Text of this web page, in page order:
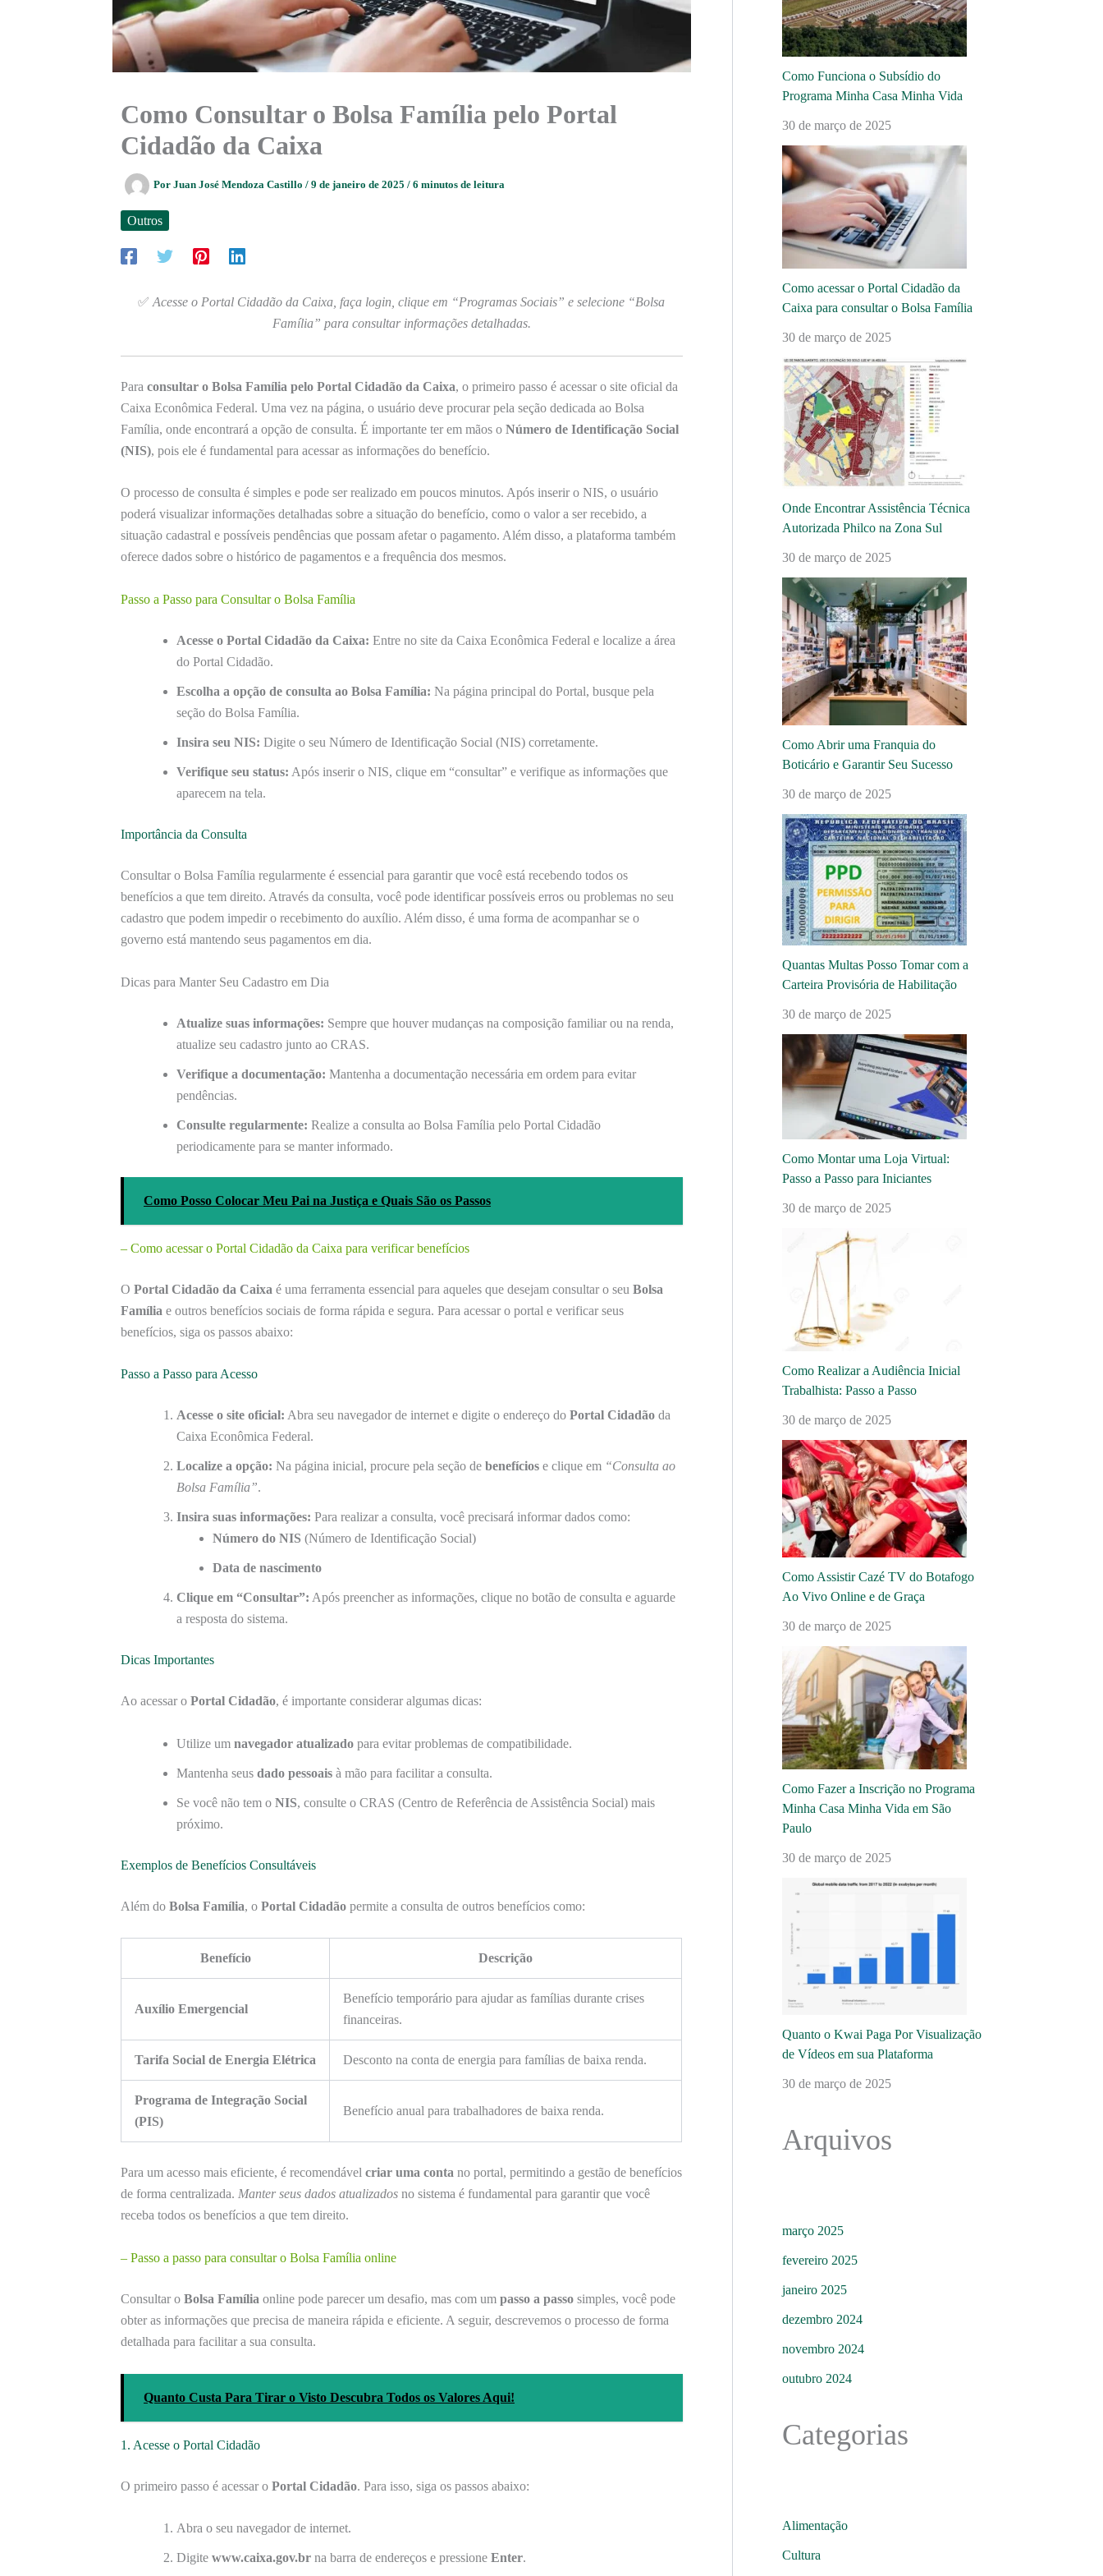
Como Consultar o Bolsa Família pelo Portal
Cidadão da Caixa
Por Juan José Mendoza Castillo / 9 de janeiro de 2025 / 6 minutos de leitura
Outros
✅Acesse o Portal Cidadão da Caixa, faça login, clique em “Programas Sociais” e selecione “Bolsa
Família” para consultar informações detalhadas.
Para consultar o Bolsa Família pelo Portal Cidadão da Caixa, o primeiro passo é acessar o site oficial da
Caixa Econômica Federal. Uma vez na página, o usuário deve procurar pela seção dedicada ao Bolsa
Família, onde encontrará a opção de consulta. É importante ter em mãos o Número de Identificação Social
(NIS), pois ele é fundamental para acessar as informações do benefício.
O processo de consulta é simples e pode ser realizado em poucos minutos. Após inserir o NIS, o usuário
poderá visualizar informações detalhadas sobre a situação do benefício, como o valor a ser recebido, a
situação cadastral e possíveis pendências que possam afetar o pagamento. Além disso, a plataforma também
oferece dados sobre o histórico de pagamentos e a frequência dos mesmos.
Passo a Passo para Consultar o Bolsa Família
Acesse o Portal Cidadão da Caixa: Entre no site da Caixa Econômica Federal e localize a área
do Portal Cidadão.
Escolha a opção de consulta ao Bolsa Família: Na página principal do Portal, busque pela
seção do Bolsa Família.
Insira seu NIS: Digite o seu Número de Identificação Social (NIS) corretamente.
Verifique seu status: Após inserir o NIS, clique em “consultar” e verifique as informações que
aparecem na tela.
Importância da Consulta
Consultar o Bolsa Família regularmente é essencial para garantir que você está recebendo todos os
benefícios a que tem direito. Através da consulta, você pode identificar possíveis erros ou problemas no seu
cadastro que podem impedir o recebimento do auxílio. Além disso, é uma forma de acompanhar se o
governo está mantendo seus pagamentos em dia.
Dicas para Manter Seu Cadastro em Dia
Atualize suas informações: Sempre que houver mudanças na composição familiar ou na renda,
atualize seu cadastro junto ao CRAS.
Verifique a documentação: Mantenha a documentação necessária em ordem para evitar
pendências.
Consulte regularmente: Realize a consulta ao Bolsa Família pelo Portal Cidadão
periodicamente para se manter informado.
Como Posso Colocar Meu Pai na Justiça e Quais São os Passos
– Como acessar o Portal Cidadão da Caixa para verificar benefícios
O Portal Cidadão da Caixa é uma ferramenta essencial para aqueles que desejam consultar o seu Bolsa
Família e outros benefícios sociais de forma rápida e segura. Para acessar o portal e verificar seus
benefícios, siga os passos abaixo:
Passo a Passo para Acesso
Acesse o site oficial: Abra seu navegador de internet e digite o endereço do Portal Cidadão da
Caixa Econômica Federal.
Localize a opção: Na página inicial, procure pela seção de benefícios e clique em “Consulta ao
Bolsa Família”.
Insira suas informações: Para realizar a consulta, você precisará informar dados como:
Número do NIS (Número de Identificação Social)
Data de nascimento
Clique em “Consultar”: Após preencher as informações, clique no botão de consulta e aguarde
a resposta do sistema.
Dicas Importantes
Ao acessar o Portal Cidadão, é importante considerar algumas dicas:
Utilize um navegador atualizado para evitar problemas de compatibilidade.
Mantenha seus dado pessoais à mão para facilitar a consulta.
Se você não tem o NIS, consulte o CRAS (Centro de Referência de Assistência Social) mais
próximo.
Exemplos de Benefícios Consultáveis
Além do Bolsa Família, o Portal Cidadão permite a consulta de outros benefícios como:
Benefício Descrição
Auxílio Emergencial
Benefício temporário para ajudar as famílias durante crises
financeiras.
Tarifa Social de Energia Elétrica Desconto na conta de energia para famílias de baixa renda.
Programa de Integração Social
(PIS)
Benefício anual para trabalhadores de baixa renda.
Para um acesso mais eficiente, é recomendável criar uma conta no portal, permitindo a gestão de benefícios
de forma centralizada. Manter seus dados atualizados no sistema é fundamental para garantir que você
receba todos os benefícios a que tem direito.
– Passo a passo para consultar o Bolsa Família online
Consultar o Bolsa Família online pode parecer um desafio, mas com um passo a passo simples, você pode
obter as informações que precisa de maneira rápida e eficiente. A seguir, descrevemos o processo de forma
detalhada para facilitar a sua consulta.
Quanto Custa Para Tirar o Visto Descubra Todos os Valores Aqui!
1. Acesse o Portal Cidadão
O primeiro passo é acessar o Portal Cidadão. Para isso, siga os passos abaixo:
Abra o seu navegador de internet.
Digite www.caixa.gov.br na barra de endereços e pressione Enter.
Como Funciona o Subsídio do
Programa Minha Casa Minha Vida
30 de março de 2025
Como acessar o Portal Cidadão da
Caixa para consultar o Bolsa Família
30 de março de 2025
Onde Encontrar Assistência Técnica
Autorizada Philco na Zona Sul
30 de março de 2025
Como Abrir uma Franquia do
Boticário e Garantir Seu Sucesso
30 de março de 2025
Quantas Multas Posso Tomar com a
Carteira Provisória de Habilitação
30 de março de 2025
Como Montar uma Loja Virtual:
Passo a Passo para Iniciantes
30 de março de 2025
Como Realizar a Audiência Inicial
Trabalhista: Passo a Passo
30 de março de 2025
Como Assistir Cazé TV do Botafogo
Ao Vivo Online e de Graça
30 de março de 2025
Como Fazer a Inscrição no Programa
Minha Casa Minha Vida em São
Paulo
30 de março de 2025
Quanto o Kwai Paga Por Visualização
de Vídeos em sua Plataforma
30 de março de 2025
Arquivos
março 2025
fevereiro 2025
janeiro 2025
dezembro 2024
novembro 2024
outubro 2024
Categorias
Alimentação
Cultura